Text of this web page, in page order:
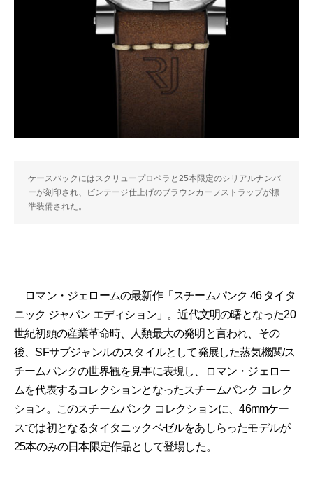
ケースバックにはスクリュープロペラと25本限定のシリアルナンバ
ーが刻印され、ビンテージ仕上げのブラウンカーフストラップが標
準装備された。
ロマン・ジェロームの最新作「スチームパンク 46 タイタ
ニック ジャパン エディション」。近代文明の曙となった20
世紀初頭の産業革命時、人類最大の発明と言われ、その
後、SFサブジャンルのスタイルとして発展した蒸気機関/ス
チームパンクの世界観を見事に表現し、ロマン・ジェロー
ムを代表するコレクションとなったスチームパンク コレク
ション。このスチームパンク コレクションに、46mmケー
スでは初となるタイタニックベゼルをあしらったモデルが
25本のみの日本限定作品として登場した。